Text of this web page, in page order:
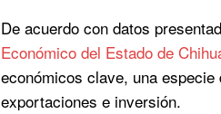
De acuerdo con datos
Económico del Estado de
económicos clave, una especie
exportaciones e inversión.